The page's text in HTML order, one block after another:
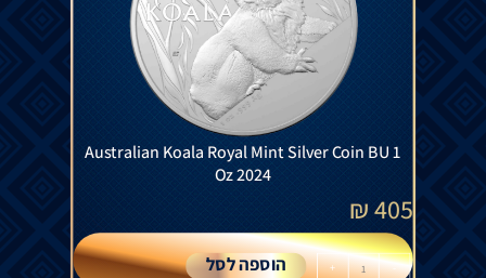
Australian Koala Royal Mint Silver Coin BU 1
Oz 2024
405
₪
-
+ הוספה לסל